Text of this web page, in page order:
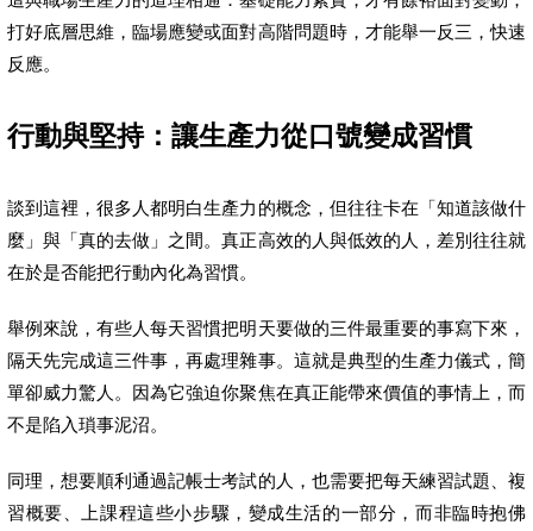
打好底層思維，臨場應變或面對高階問題時，才能舉一反三，快速
反應。
行動與堅持：讓生產力從口號變成習慣
談到這裡，很多人都明白生產力的概念，但往往卡在「知道該做什
麼」與「真的去做」之間。真正高效的人與低效的人，差別往往就
在於是否能把行動內化為習慣。
舉例來說，有些人每天習慣把明天要做的三件最重要的事寫下來，
隔天先完成這三件事，再處理雜事。這就是典型的生產力儀式，簡
單卻威力驚人。因為它強迫你聚焦在真正能帶來價值的事情上，而
不是陷入瑣事泥沼。
同理，想要順利通過記帳士考試的人，也需要把每天練習試題、複
習概要、上課程這些小步驟，變成生活的一部分，而非臨時抱佛